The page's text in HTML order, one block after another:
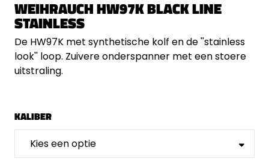
WEIHRAUCH HW97K BLACK LINE
STAINLESS
De HW97K met synthetische kolf en de ''stainless
look'' loop. Zuivere onderspanner met een stoere
uitstraling.
KALIBER